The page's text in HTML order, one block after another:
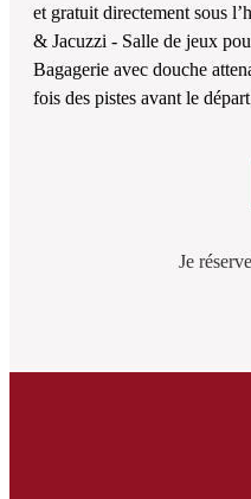
et gratuit directement sous
& Jacuzzi - Salle de jeux
Bagagerie avec douche
fois des pistes avant le départ
Je